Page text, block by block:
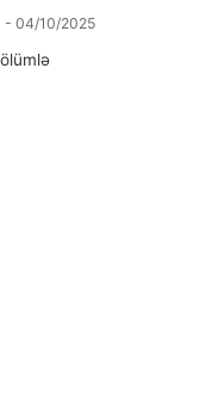
04/10/2025